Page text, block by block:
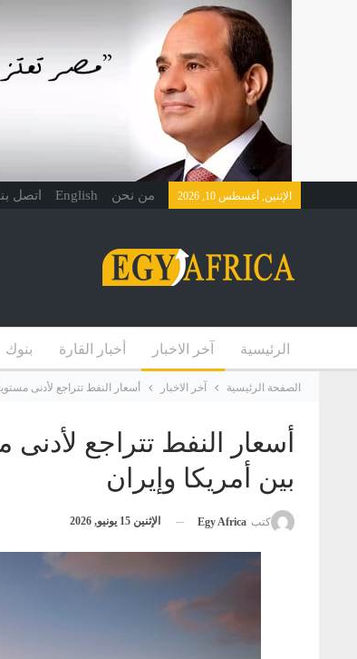
الإثنين, أغسطس 10, 2026 من نحن English اتصل
الرئيسية آخر الاخبار أخبار القارة بنوك
الصفحة الرئيسية آخر الاخبار أسعار النفط تتراجع لأدنى
أسعار النفط تتراجع
بين أمريكا وإيران
كتب Egy Africa الإثنين 15 يونيو, 2026